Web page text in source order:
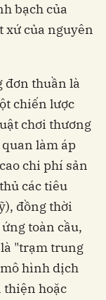
bạch của
xứ của nguyên
đơn thuần là
chiến lược
chơi thương
làm áp
chi phí sản
các tiêu
đồng thời
toàn cầu,
"trạm trung
hình dịch
thiện hoặc